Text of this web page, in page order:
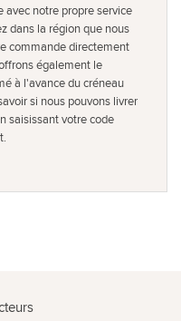
avec notre propre service
dans la région que nous
commande directement
également le
à l'avance du créneau
si nous pouvons livrer
saisissant votre code